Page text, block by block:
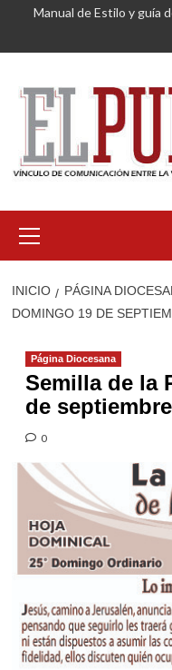
Saltar
contenido
Manual de Estilo y guía
primario
INICIO PÁGINA
DOMINGO 19 DE
Página Diocesana
Semilla de la
de
0